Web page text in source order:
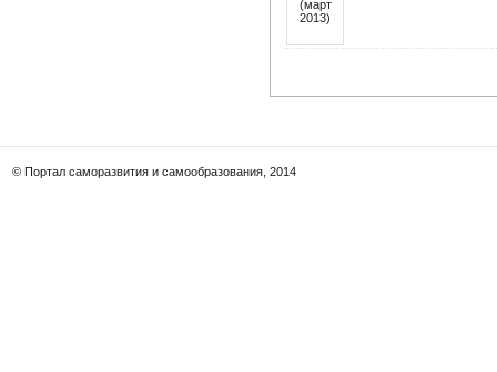
© Портал саморазвития и самообразования, 2014